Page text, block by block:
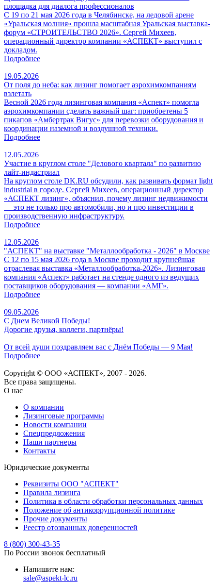
площадка для диалога профессионалов
С 19 по 21 мая 2026 года в Челябинске, на ледовой арене
«Уральская молния» прошла масштабная Уральская выставка-
форум «СТРОИТЕЛЬСТВО 2026». Сергей Михеев,
операционный директор компании «АСПЕКТ» выступил с
докладом.
Подробнее
19.05.2026
От поля до неба: как лизинг помогает аэрохимкомпаниям
взлетать
Весной 2026 года лизинговая компания «Аспект» помогла
аэрохимкомпании сделать важный шаг: приобретены 5
пикапов «Амбертрак Вигус» для перевозки оборудования и
координации наземной и воздушной техники.
Подробнее
12.05.2026
Участие в круглом столе "Делового квартала" по развитию
лайт-индастриал
На круглом столе DK.RU обсудили, как развивать формат light
industrial в городе. Сергей Михеев, операционный директор
«АСПЕКТ лизинг», объяснил, почему лизинг недвижимости
— это не только про автомобили, но и про инвестиции в
производственную инфраструктуру.
Подробнее
12.05.2026
"АСПЕКТ" на выставке "Металлообработка - 2026" в Москве
С 12 по 15 мая 2026 года в Москве проходит крупнейшая
отраслевая выставка «Металлообработка‑2026». Лизинговая
компания «Аспект» работает на стенде одного из ведущих
поставщиков оборудования — компании «АМГ».
Подробнее
09.05.2026
С Днем Великой Победы!
Дорогие друзья, коллеги, партнёры!
От всей души поздравляем вас с Днём Победы — 9 Мая!
Подробнее
Copyright © ООО «АСПЕКТ», 2007 - 2026.
Все права защищены.
О нас
О компании
Лизинговые программы
Новости компании
Спецпредложения
Наши партнеры
Контакты
Юридические документы
Реквизиты ООО "АСПЕКТ"
Правила лизинга
Политика в области обработки персональных данных
Положение об антикоррупционной политике
Прочие документы
Реестр отозванных доверенностей
8 (800) 300-43-35
По России звонок бесплатный
Напишите нам:
sale@aspekt-lc.ru